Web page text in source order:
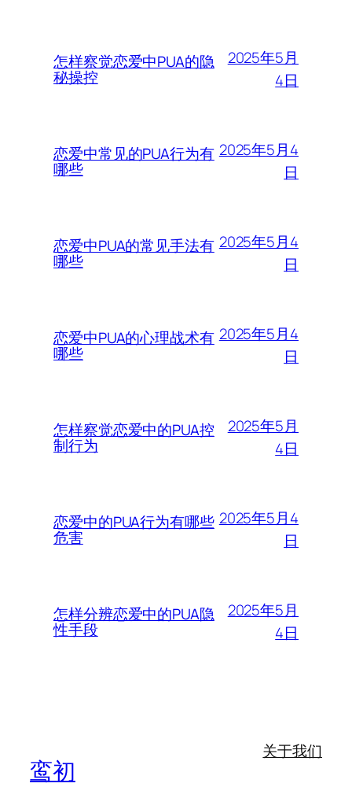
怎样察觉恋爱中PUA的隐
秘操控
2025年5月
4日
恋爱中常见的PUA行为有
哪些
2025年5月4
日
恋爱中PUA的常见手法有
哪些
2025年5月4
日
恋爱中PUA的心理战术有
哪些
2025年5月4
日
怎样察觉恋爱中的PUA控
制行为
2025年5月
4日
恋爱中的PUA行为有哪些
危害
2025年5月4
日
怎样分辨恋爱中的PUA隐
性手段
2025年5月
4日
鸾初
关于我们